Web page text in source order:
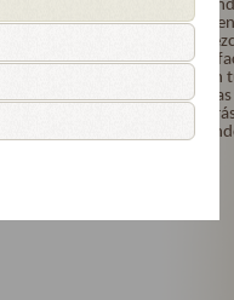
de todo corazón haberte
Quiero y propongo
confesarme a su tiempo.
vida, obras y trabajos en
de mis pecados y confío en
bondad y misericordia infinitas
me los perdonarás y me
gracia para no volverte